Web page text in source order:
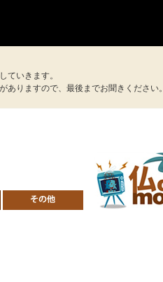
ていきます。
りますので、最後までお聞きください。